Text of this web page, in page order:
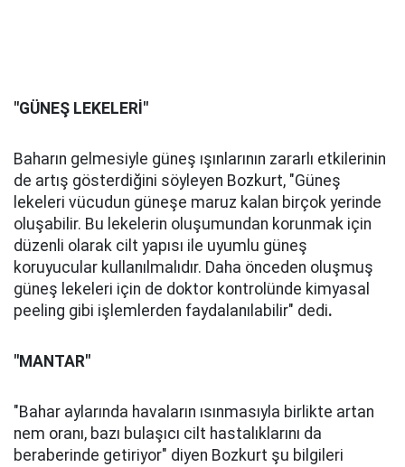
"GÜNEŞ LEKELERİ"
Baharın gelmesiyle güneş ışınlarının zararlı etkilerinin
de artış gösterdiğini söyleyen Bozkurt, "Güneş
lekeleri vücudun güneşe maruz kalan birçok yerinde
oluşabilir. Bu lekelerin oluşumundan korunmak için
düzenli olarak cilt yapısı ile uyumlu güneş
koruyucular kullanılmalıdır. Daha önceden oluşmuş
güneş lekeleri için de doktor kontrolünde kimyasal
peeling gibi işlemlerden faydalanılabilir" dedi.
"MANTAR"
"Bahar aylarında havaların ısınmasıyla birlikte artan
nem oranı, bazı bulaşıcı cilt hastalıklarını da
beraberinde getiriyor" diyen Bozkurt şu bilgileri